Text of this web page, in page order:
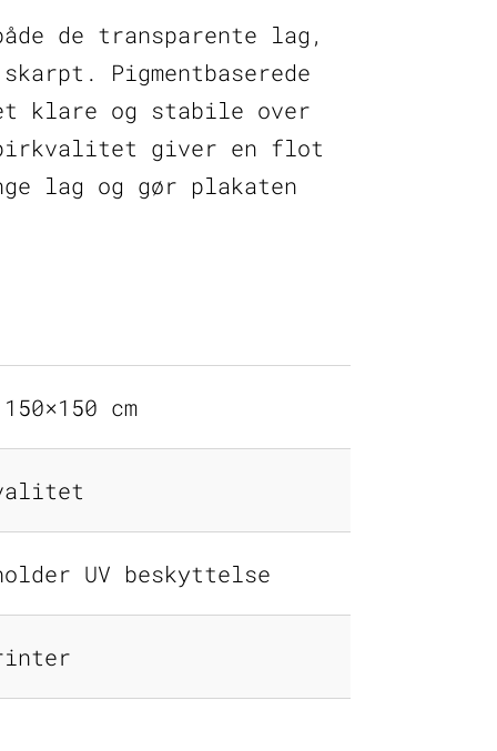
de transparente lag,
Pigmentbaserede
klare og stabile over
giver en flot
lag og gør plakaten
cm
UV beskyttelse